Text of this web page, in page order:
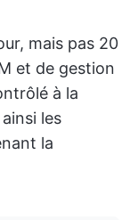
mais pas 20
et de gestion
à la
les
la